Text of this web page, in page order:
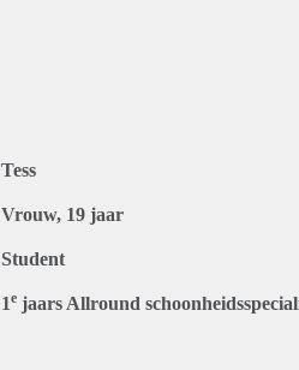
Tess
Vrouw, 19 jaar
Student
1e jaars Allround